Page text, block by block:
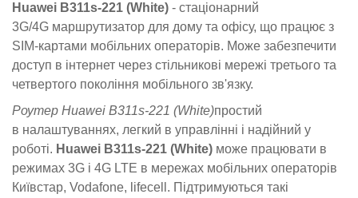
Huawei B311s-221 (White) - стаціонарний
3G/4G маршрутизатор для дому та офісу, що працює з
SIM-картами мобільних операторів. Може забезпечити
доступ в інтернет через стільникові мережі третього та
четвертого покоління мобільного зв'язку.
Роутер Huawei B311s-221 (White)простий
в налаштуваннях, легкий в управлінні і надійний у
роботі. Huawei B311s-221 (White) може працювати в
режимах 3G і 4G LTE в мережах мобільних операторів
Київстар, Vodafone, lifecell. Підтримуються такі